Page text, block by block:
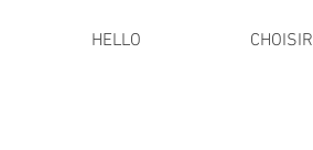
HELLO CHOISIR